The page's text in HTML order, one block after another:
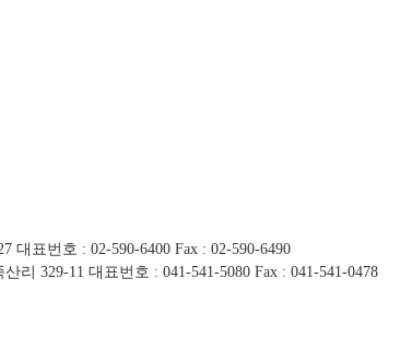
대표번호 : 02-590-6400 Fax : 02-590-6490
리 329-11 대표번호 : 041-541-5080 Fax : 041-541-0478